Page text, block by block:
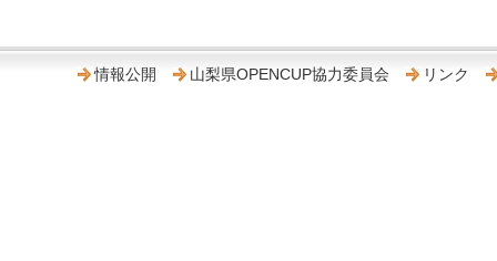
情報公開 山梨県OPENCUP協力委員会 リンク